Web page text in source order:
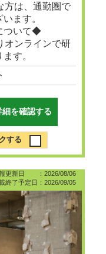
方は、通勤圏で
ます。
ついて◆
オンラインで研
す。
細を確認する
する
更新日 ：2026/08/06
終了予定日：2026/09/05